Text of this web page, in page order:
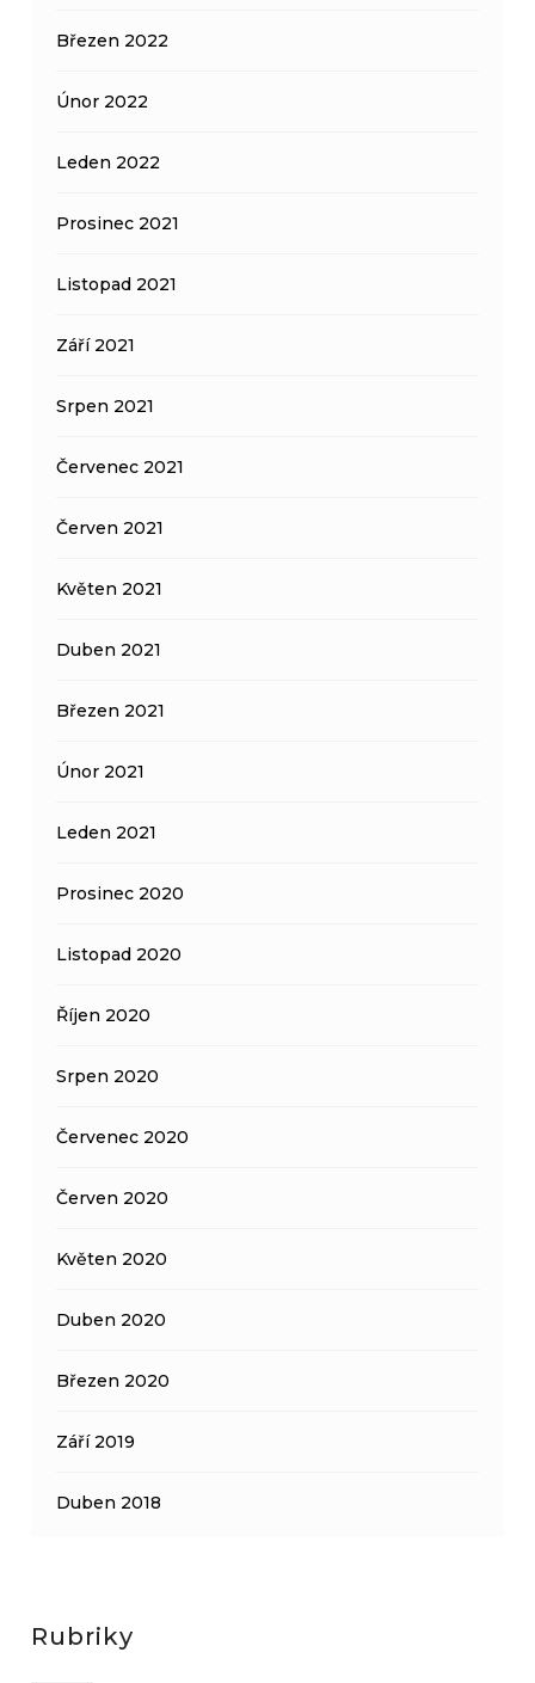
Březen 2022
Únor 2022
Leden 2022
Prosinec 2021
Listopad 2021
Září 2021
Srpen 2021
Červenec 2021
Červen 2021
Květen 2021
Duben 2021
Březen 2021
Únor 2021
Leden 2021
Prosinec 2020
Listopad 2020
Říjen 2020
Srpen 2020
Červenec 2020
Červen 2020
Květen 2020
Duben 2020
Březen 2020
Září 2019
Duben 2018
Rubriky